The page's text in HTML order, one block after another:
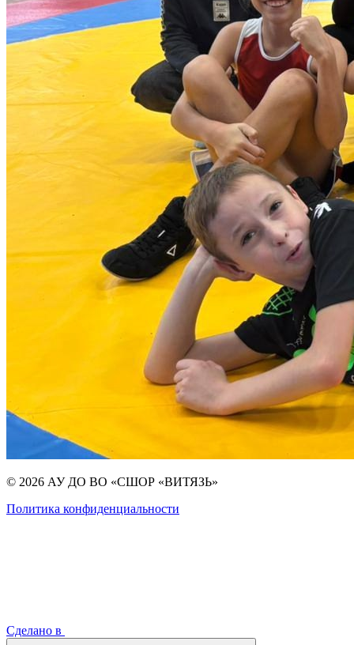
© 2026 АУ ДО ВО «СШОР «ВИТЯЗЬ»
Политика конфиденциальности
Сделано в